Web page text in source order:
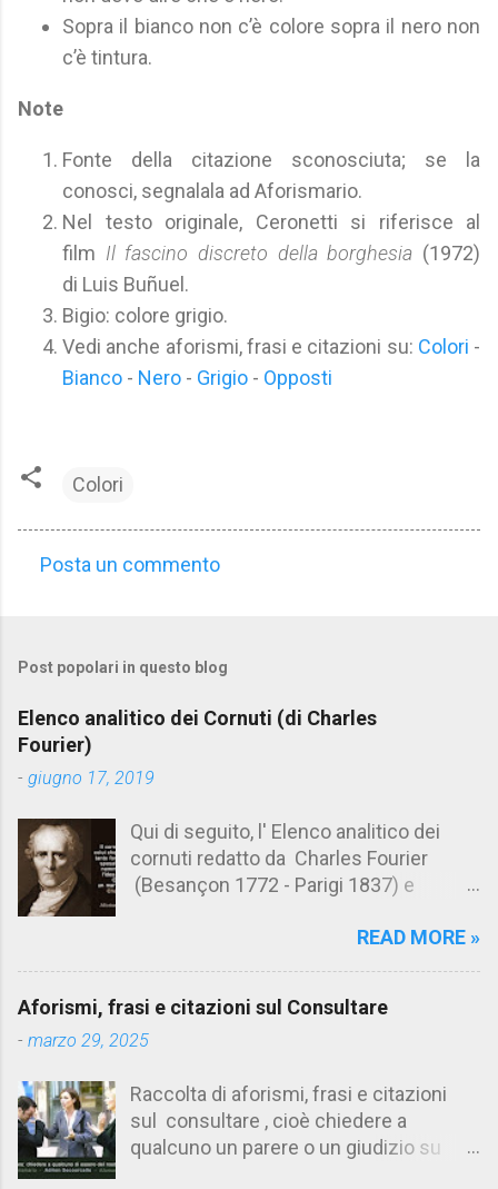
Sopra il bianco non c’è colore sopra il nero non
c’è tintura.
Note
Fonte della citazione sconosciuta; se la
conosci, segnalala ad Aforismario.
Nel testo originale, Ceronetti si riferisce al
film Il fascino discreto della borghesia (1972)
di Luis Buñuel.
Bigio: colore grigio.
Vedi anche aforismi, frasi e citazioni su: Colori -
Bianco - Nero - Grigio - Opposti
Colori
m
e
n
t
Posta un commento
Post popolari in questo blog
Elenco analitico dei Cornuti (di Charles
Fourier)
- giugno 17, 2019
Qui di seguito, l' Elenco analitico dei
cornuti redatto da Charles Fourier
(Besançon 1772 - Parigi 1837) e
Aforismario trovi anche una raccolta di
cornuto pretenzioso: colui che ritiene
sua moglie tanto fortunata, per averlo
ammettere l'idea del tradimento. Ciò lo
rende un marito assai comodo.
(Charles Fourier) Elenco analitico dei
READ MORE »
Aforismi, frasi e citazioni sul Consultare
- marzo 29, 2025
Raccolta di aforismi, frasi e citazioni
sul consultare , cioè chiedere a
qualcuno un parere o un giudizio su